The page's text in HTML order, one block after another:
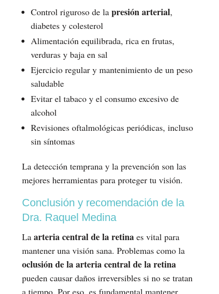
Control riguroso de la presión arterial,
diabetes y colesterol
Alimentación equilibrada, rica en frutas,
verduras y baja en sal
Ejercicio regular y mantenimiento de un peso
saludable
Evitar el tabaco y el consumo excesivo de
alcohol
Revisiones oftalmológicas periódicas, incluso
sin síntomas
La detección temprana y la prevención son las
mejores herramientas para proteger tu visión.
Conclusión y recomendación de la
Dra. Raquel Medina
La arteria central de la retinaes vital para
mantener una visión sana. Problemas como la
oclusión de la arteria central de la retina
pueden causar daños irreversibles si no se tratan
a tiempo. Por eso, es fundamental mantener